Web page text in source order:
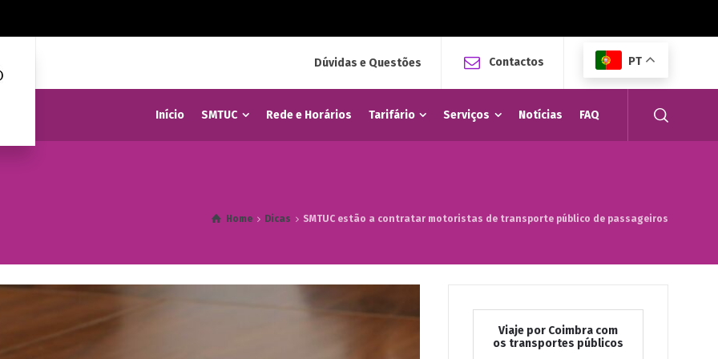
Dúvidas e Questões Contactos PT
Início SMTUC Rede e Horários Tarifário Serviços Notícias FAQ
Home Dicas SMTUC estão a contratar motoristas de transporte público de passageiros
Viaje por Coimbra com
os transportes públicos